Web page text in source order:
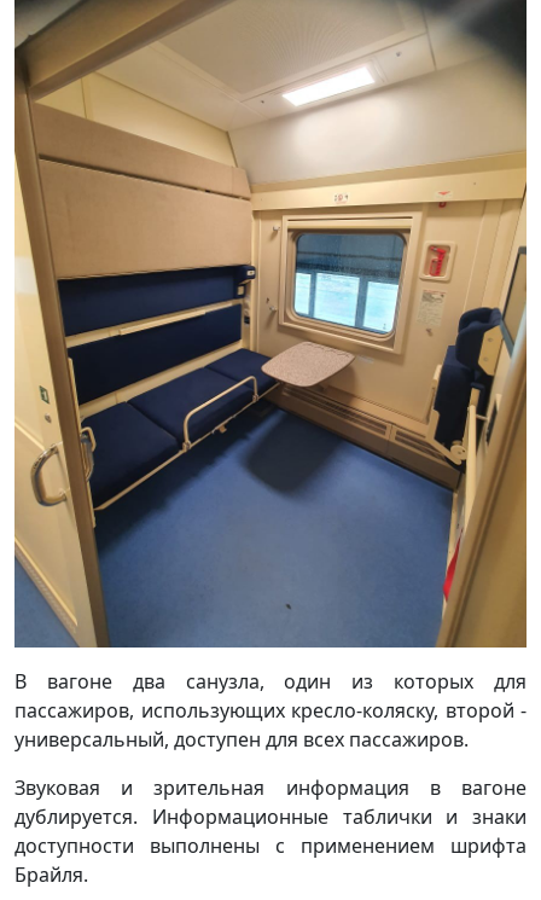
В вагоне два санузла, один из которых для
пассажиров, использующих кресло-коляску, второй -
универсальный, доступен для всех пассажиров.
Звуковая и зрительная информация в вагоне
дублируется. Информационные таблички и знаки
доступности выполнены с применением шрифта
Брайля.